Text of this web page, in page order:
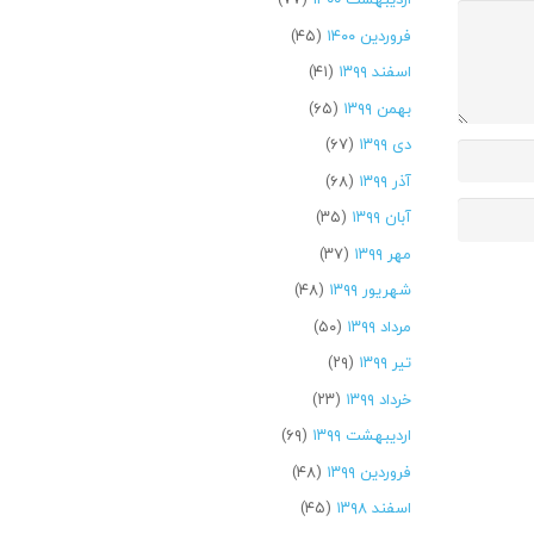
فروردین ۱۴۰۰
(۴۵)
اسفند ۱۳۹۹
(۴۱)
بهمن ۱۳۹۹
(۶۵)
دی ۱۳۹۹
(۶۷)
آذر ۱۳۹۹
(۶۸)
آبان ۱۳۹۹
(۳۵)
مهر ۱۳۹۹
(۳۷)
شهریور ۱۳۹۹
(۴۸)
مرداد ۱۳۹۹
(۵۰)
تیر ۱۳۹۹
(۲۹)
خرداد ۱۳۹۹
(۲۳)
اردیبهشت ۱۳۹۹
(۶۹)
فروردین ۱۳۹۹
(۴۸)
اسفند ۱۳۹۸
(۴۵)